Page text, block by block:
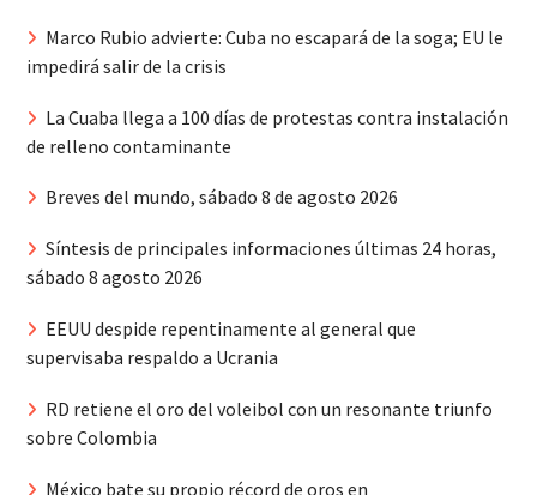
Marco Rubio advierte: Cuba no escapará de la soga; EU le
impedirá salir de la crisis
La Cuaba llega a 100 días de protestas contra instalación
de relleno contaminante
Breves del mundo, sábado 8 de agosto 2026
Síntesis de principales informaciones últimas 24 horas,
sábado 8 agosto 2026
EEUU despide repentinamente al general que
supervisaba respaldo a Ucrania
RD retiene el oro del voleibol con un resonante triunfo
sobre Colombia
México bate su propio récord de oros en